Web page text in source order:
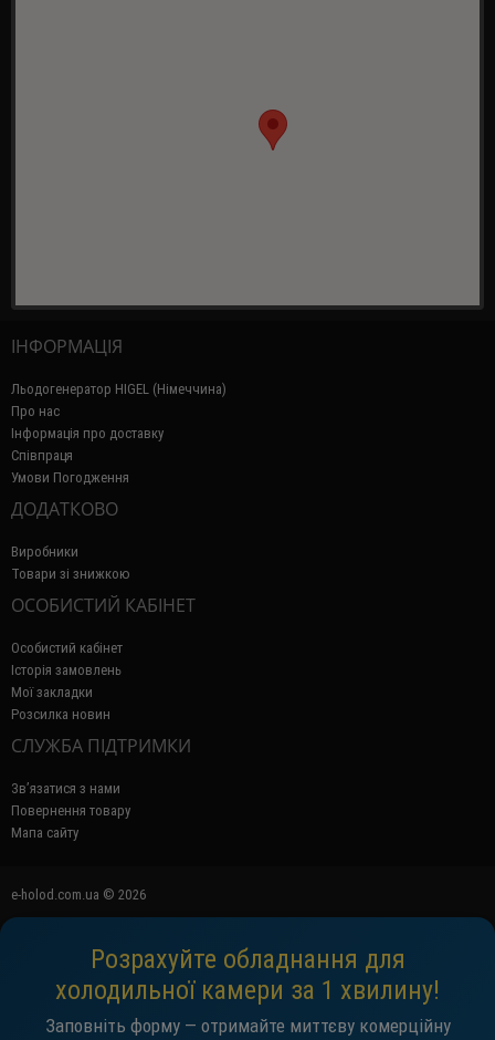
ІНФОРМАЦІЯ
Льодогенератор HIGEL (Німеччина)
Про нас
Інформація про доставку
Співпраця
Умови Погодження
ДОДАТКОВО
Виробники
Товари зі знижкою
ОСОБИСТИЙ КАБІНЕТ
Особистий кабінет
Історія замовлень
Мої закладки
Розсилка новин
СЛУЖБА ПІДТРИМКИ
Зв’язатися з нами
Повернення товару
Мапа сайту
e-holod.com.ua © 2026
Розрахуйте обладнання для
холодильної камери за 1 хвилину!
Заповніть форму — отримайте миттєву комерційну